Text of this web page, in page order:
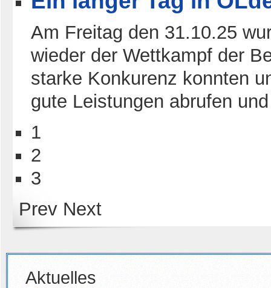
Am Freitag den 31.10.25
wieder der Wettkampf der
starke Konkurenz konnten
gute Leistungen abrufen
1
2
3
Prev Next
Aktuelles